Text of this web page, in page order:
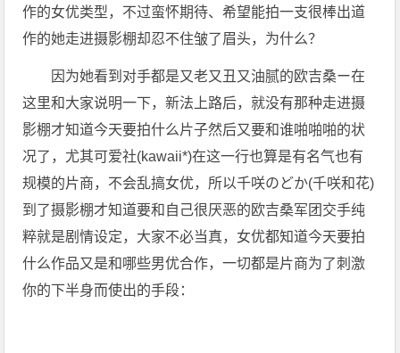
作的女优类型，不过蛮怀期待、希望能拍一支很棒出道
作的她走进摄影棚却忍不住皱了眉头，为什么？
因为她看到对手都是又老又丑又油腻的欧吉桑ー在
这里和大家说明一下，新法上路后，就没有那种走进摄
影棚才知道今天要拍什么片子然后又要和谁啪啪啪的状
况了，尤其可爱社(kawaii*)在这一行也算是有名气也有
规模的片商，不会乱搞女优，所以千咲のどか(千咲和花)
到了摄影棚才知道要和自己很厌恶的欧吉桑军团交手纯
粹就是剧情设定，大家不必当真，女优都知道今天要拍
什么作品又是和哪些男优合作，一切都是片商为了刺激
你的下半身而使出的手段：